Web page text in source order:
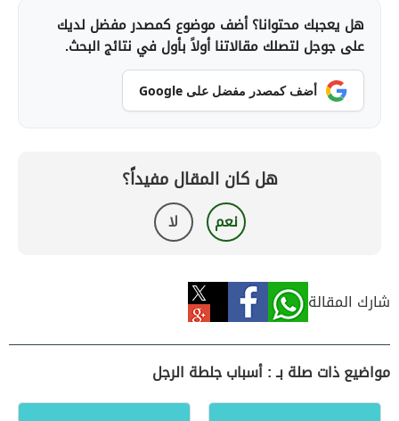
هل يعجبك محتوانا؟ أضف موضوع كمصدر مفضل لديك
على جوجل لتصلك مقالاتنا أولاً بأول في نتائج البحث.
أضف كمصدر مفضل على Google
هل كان المقال مفيداً؟
نعم لا
شارك المقالة
مواضيع ذات صلة بـ : أسباب جلطة الرجل